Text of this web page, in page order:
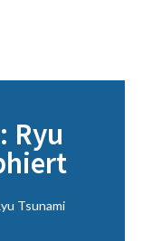
Ryu
Tsunami